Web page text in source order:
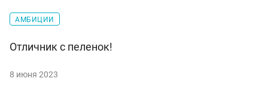
АМБИЦИИ
Отличник с пеленок!
8 июня 2023